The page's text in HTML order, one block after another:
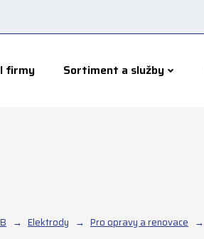
firmy Sortiment a služby
Elektrody Pro opravy a renovace